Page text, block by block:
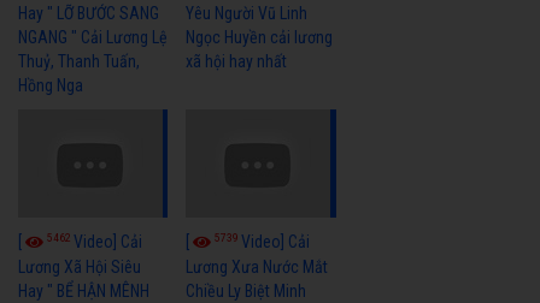
Hay " LỠ BƯỚC SANG
NGANG " Cải Lương Lệ
Thuỷ, Thanh Tuấn,
Hồng Nga
Yêu Người Vũ Linh
Ngọc Huyền cải lương
xã hội hay nhất
5462 Video] Cải
Lương Xã Hội Siêu
Hay " BỂ HẬN MÊNH
5739Video] Cải
Lương Xưa Nước Mắt
Chiều Ly Biệt Minh